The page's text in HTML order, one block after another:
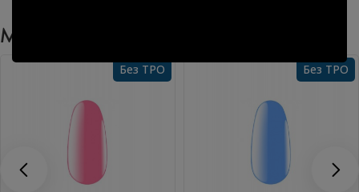
Може Да Харесате Още
Без TPO Без TPO